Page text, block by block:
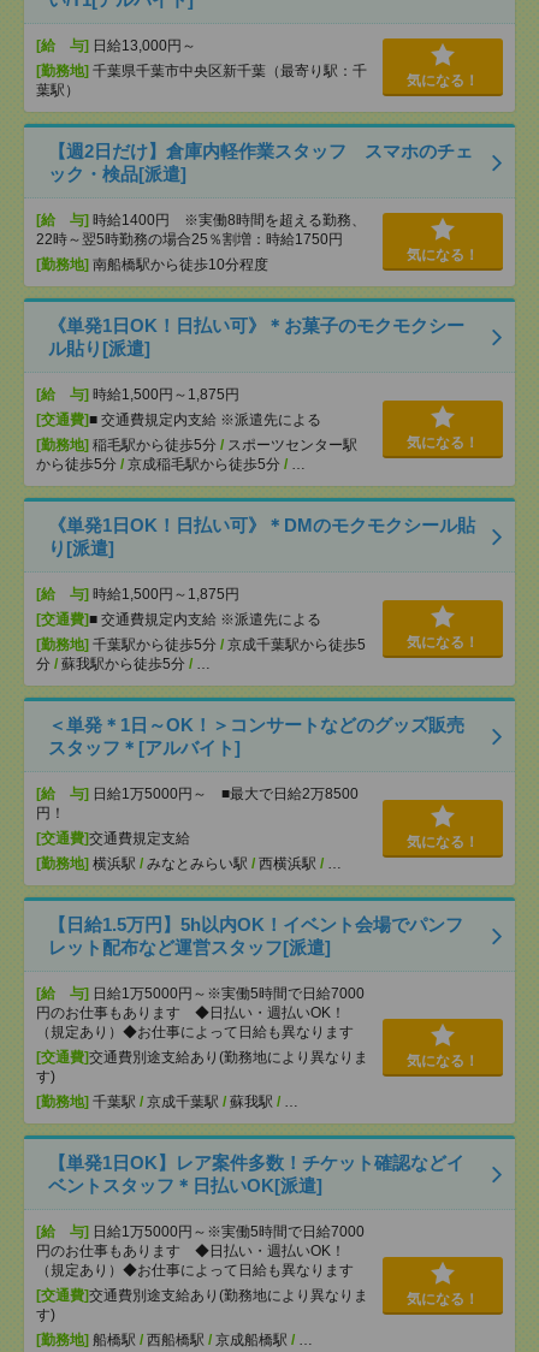
[給 与] 日給13,000円～
[勤務地] 千葉県千葉市中央区新千葉（最寄り駅：千
葉駅）
気になる！
【週2日だけ】倉庫内軽作業スタッフ スマホのチェ
ック・検品[派遣]
[給 与] 時給1400円 ※実働8時間を超える勤務、
22時～翌5時勤務の場合25％割増：時給1750円
[勤務地] 南船橋駅から徒歩10分程度
気になる！
《単発1日OK！日払い可》＊お菓子のモクモクシー
ル貼り[派遣]
[給 与] 時給1,500円～1,875円
[交通費]■ 交通費規定内支給 ※派遣先による
[勤務地] 稲毛駅から徒歩5分 / スポーツセンター駅
から徒歩5分 / 京成稲毛駅から徒歩5分 / …
気になる！
《単発1日OK！日払い可》＊DMのモクモクシール貼
り[派遣]
[給 与] 時給1,500円～1,875円
[交通費]■ 交通費規定内支給 ※派遣先による
[勤務地] 千葉駅から徒歩5分 / 京成千葉駅から徒歩5
分 / 蘇我駅から徒歩5分 / …
気になる！
＜単発＊1日～OK！＞コンサートなどのグッズ販売
スタッフ＊[アルバイト]
[給 与] 日給1万5000円～ ■最大で日給2万8500
円！
[交通費]交通費規定支給
[勤務地] 横浜駅 / みなとみらい駅 / 西横浜駅 / …
気になる！
【日給1.5万円】5h以内OK！イベント会場でパンフ
レット配布など運営スタッフ[派遣]
[給 与] 日給1万5000円～※実働5時間で日給7000
円のお仕事もあります ◆日払い・週払いOK！
（規定あり）◆お仕事によって日給も異なります
[交通費]交通費別途支給あり(勤務地により異なりま
す)
[勤務地] 千葉駅 / 京成千葉駅 / 蘇我駅 / …
気になる！
【単発1日OK】レア案件多数！チケット確認などイ
ベントスタッフ＊日払いOK[派遣]
[給 与] 日給1万5000円～※実働5時間で日給7000
円のお仕事もあります ◆日払い・週払いOK！
（規定あり）◆お仕事によって日給も異なります
[交通費]交通費別途支給あり(勤務地により異なりま
す)
[勤務地] 船橋駅 / 西船橋駅 / 京成船橋駅 / …
気になる！